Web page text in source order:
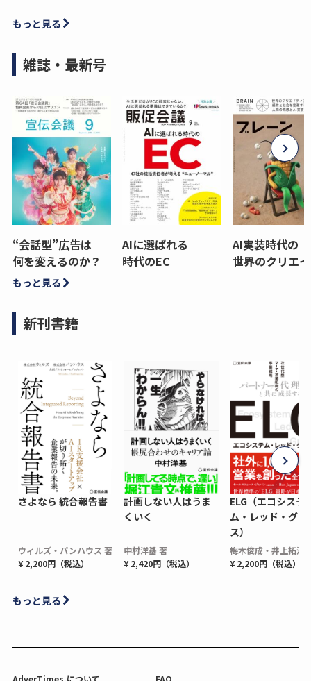
もっと見る
雑誌・最新号
“会話型”広告は
何を変えるのか？
AIに選ばれる
時代のEC
AI実装時代の
世界のクリエ
もっと見る
新刊書籍
さよなら 統合報告書
ウィルズ・パンハウス 著
¥ 2,200円（税込）
計画しない人はうま
くいく
中村洋基 著
¥ 2,420円（税込）
ELG（エコシステ
ム・レッド・グロ
ス）
梅木俊成・井上拓海
¥ 2,200円（税込）
もっと見る
AdverTimes.について FAQ